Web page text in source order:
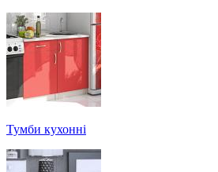
Тумби кухонні